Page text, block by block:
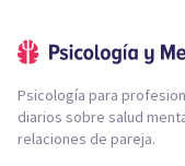
Psicología para
diarios sobre salud
relaciones de pareja.